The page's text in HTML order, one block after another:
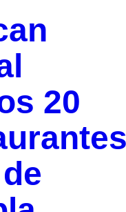
20